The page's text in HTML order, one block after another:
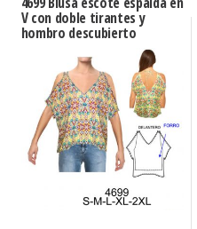
V con doble tirantes y
hombro descubierto